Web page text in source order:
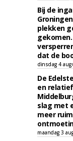
Bij de
plekken
dat de
dinsdag 4
De
en
slag met
meer
maandag 3